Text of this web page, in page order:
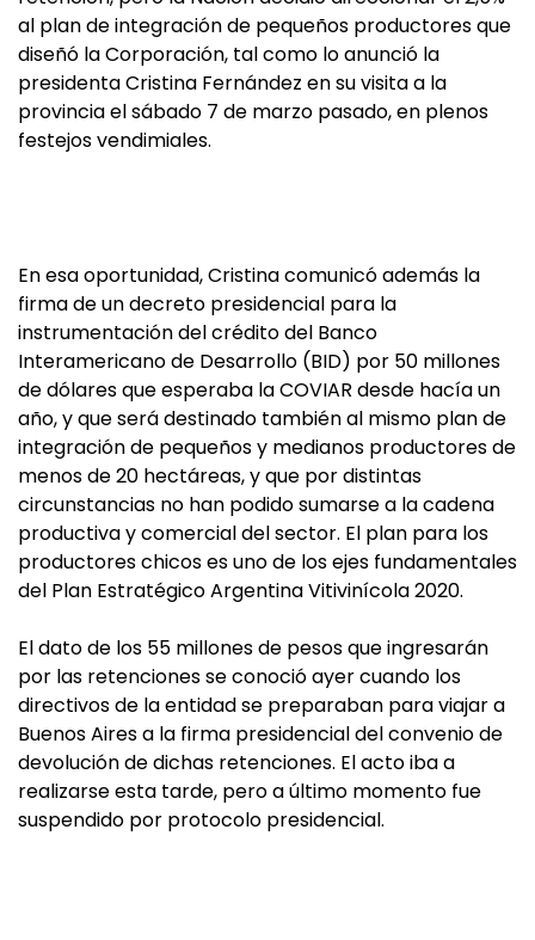
al plan de integración de pequeños productores que
diseñó la Corporación, tal como lo anunció la
presidenta Cristina Fernández en su visita a la
provincia el sábado 7 de marzo pasado, en plenos
festejos vendimiales.
En esa oportunidad, Cristina comunicó además la
firma de un decreto presidencial para la
instrumentación del crédito del Banco
Interamericano de Desarrollo (BID) por 50 millones
de dólares que esperaba la COVIAR desde hacía un
año, y que será destinado también al mismo plan de
integración de pequeños y medianos productores de
menos de 20 hectáreas, y que por distintas
circunstancias no han podido sumarse a la cadena
productiva y comercial del sector. El plan para los
productores chicos es uno de los ejes fundamentales
del Plan Estratégico Argentina Vitivinícola 2020.
El dato de los 55 millones de pesos que ingresarán
por las retenciones se conoció ayer cuando los
directivos de la entidad se preparaban para viajar a
Buenos Aires a la firma presidencial del convenio de
devolución de dichas retenciones. El acto iba a
realizarse esta tarde, pero a último momento fue
suspendido por protocolo presidencial.